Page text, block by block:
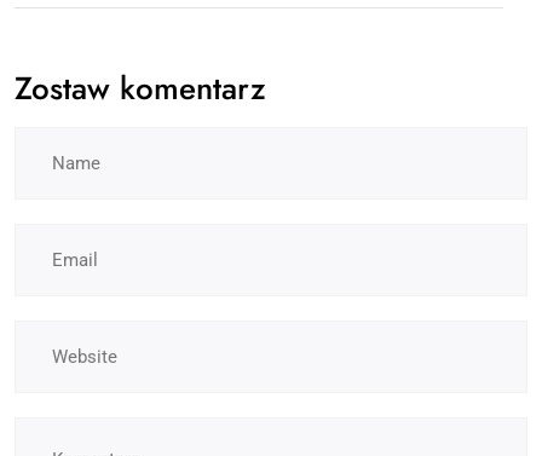
Zostaw komentarz